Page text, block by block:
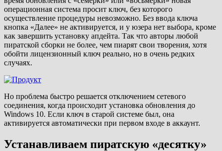
операционная система просит ключ, без которого
осуществление процедуры невозможно. Без ввода ключа
кнопка «Далее» не активируется, и у юзера нет выбора, кроме
как завершить установку апдейта. Так что авторы любой
пиратской сборки не более, чем пиарят свои творения, хотя
обойти лицензионный ключ реально, но в очень редких
случаях.
Но проблема быстро решается отключением сетевого
соединения, когда происходит установка обновления до
Windows 10. Если ключ в старой системе был, она
активируется автоматически при первом входе в аккаунт.
Устанавливаем пиратскую «десятку»